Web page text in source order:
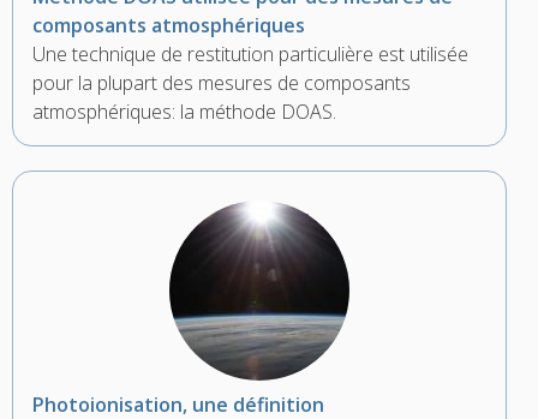
composants atmosphériques
Une technique de restitution particulière est utilisée
pour la plupart des mesures de composants
atmosphériques: la méthode DOAS.
Photoionisation, une définition